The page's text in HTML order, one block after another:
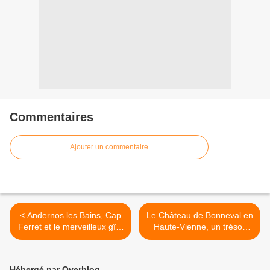
Commentaires
Ajouter un commentaire
< Andernos les Bains, Cap
Ferret et le merveilleux gîte
de charme "la Villa Sainte-
Le Château de Bonneval en
Haute-Vienne, un trésor
millénaire >